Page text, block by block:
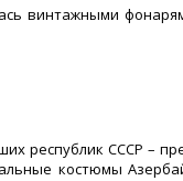
винтажными
республик СССР –
костюмы